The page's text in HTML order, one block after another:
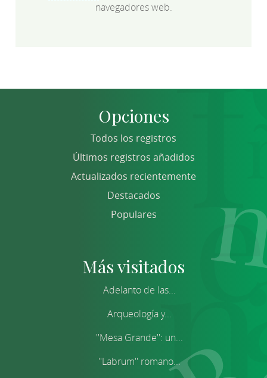
navegadores web.
Opciones
Todos los registros
Últimos registros añadidos
Actualizados recientemente
Destacados
Populares
Más visitados
Adelanto de las...
Arqueología y...
''Mesa Grande'': un...
''Labrum'' romano...